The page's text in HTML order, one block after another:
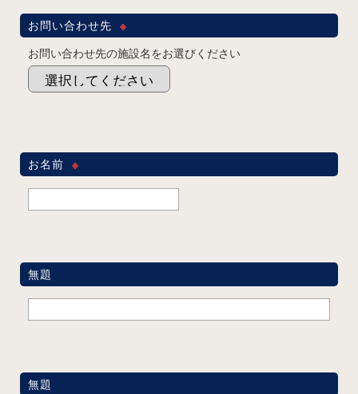
お問い合わせ先
※
お問い合わせ先の施設名をお選びください
お名前 ※
無題
無題